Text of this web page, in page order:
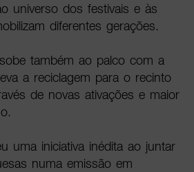
universo dos festivais e às
diferentes gerações.
também ao palco com a
a reciclagem para o recinto
de novas ativações e maior
uma iniciativa inédita ao juntar
numa emissão em